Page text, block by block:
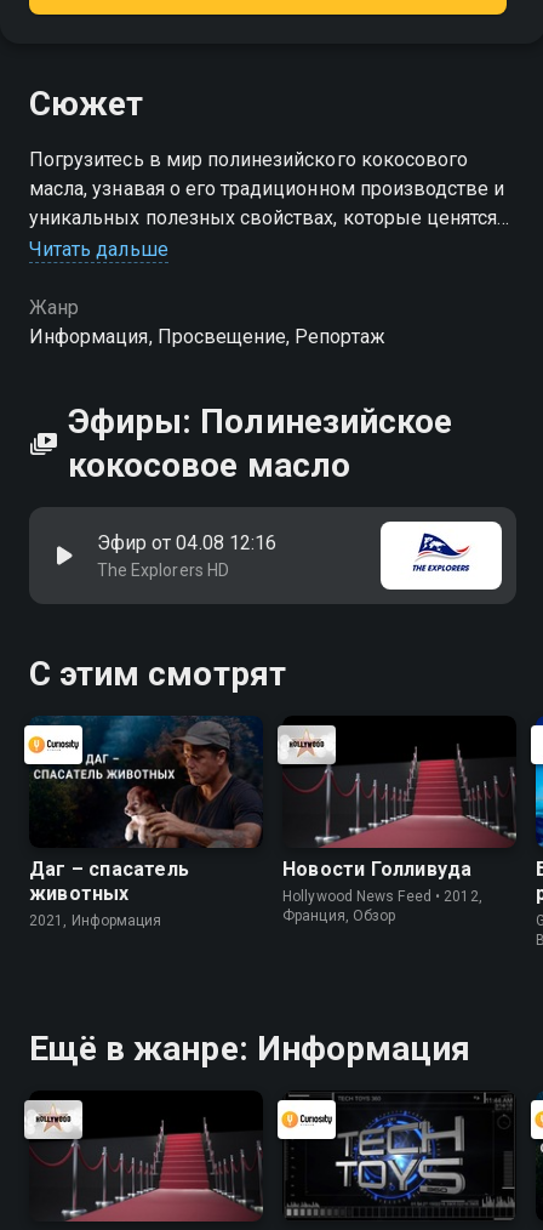
Сюжет
Погрузитесь в мир полинезийского кокосового
масла, узнавая о его традиционном производстве и
уникальных полезных свойствах, которые ценятся
на протяжении веков
Читать дальше
Жанр
Информация, Просвещение, Репортаж
Эфиры: Полинезийское
кокосовое масло
Эфир от 04.08 12:16
The Explorers HD
С этим смотрят
Даг – спасатель
животных
2021, Информация
Новости Голливуда
Hollywood News Feed • 2012,
Франция, Обзор
Ещё в жанре: Информация